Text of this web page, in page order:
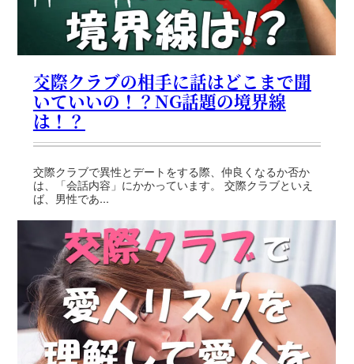
交際クラブの相手に話はどこまで聞
いていいの！？NG話題の境界線
は！？
交際クラブで異性とデートをする際、仲良くなるか否か
は、「会話内容」にかかっています。 交際クラブといえ
ば、男性であ...